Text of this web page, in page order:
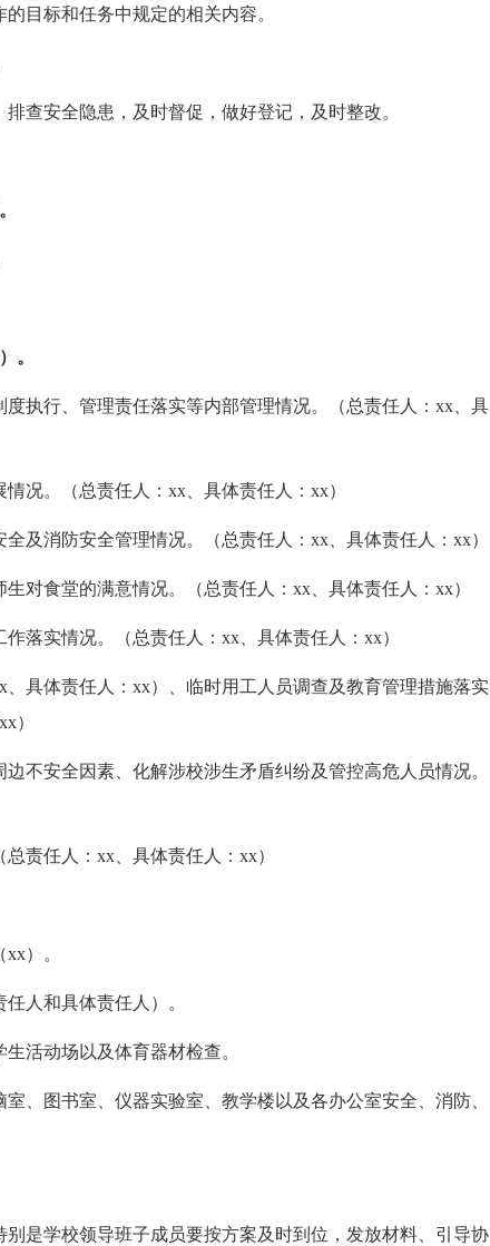
目标和任务中规定的相关内容。
查安全隐患，及时督促，做好登记，及时整改。
。
执行、管理责任落实等内部管理情况。（总责任人：xx、具
况。（总责任人：xx、具体责任人：xx）
及消防安全管理情况。（总责任人：xx、具体责任人：xx）
对食堂的满意情况。（总责任人：xx、具体责任人：xx）
落实情况。（总责任人：xx、具体责任人：xx）
具体责任人：xx）、临时用工人员调查及教育管理措施落实
）
不安全因素、化解涉校涉生矛盾纠纷及管控高危人员情况。
责任人：xx、具体责任人：xx）
）。
人和具体责任人）。
活动场以及体育器材检查。
室、图书室、仪器实验室、教学楼以及各办公室安全、消防、
是学校领导班子成员要按方案及时到位，发放材料、引导协